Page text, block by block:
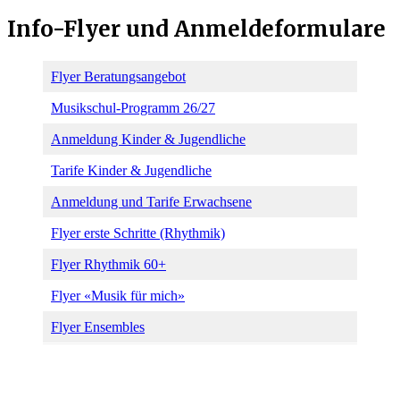
Info-Flyer und Anmeldeformulare
Flyer Beratungsangebot
Musikschul-Programm 26/27
Anmeldung Kinder & Jugendliche
Tarife Kinder & Jugendliche
Anmeldung und Tarife Erwachsene
Flyer erste Schritte (Rhythmik)
Flyer Rhythmik 60+
Flyer «Musik für mich»
Flyer Ensembles